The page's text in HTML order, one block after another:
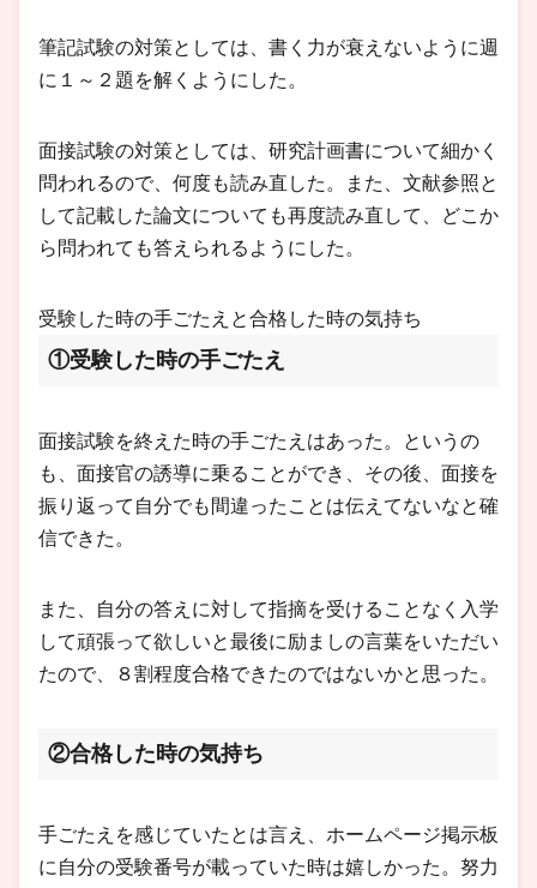
筆記試験の対策としては、書く力が衰えないように週
に１～２題を解くようにした。
面接試験の対策としては、研究計画書について細かく
問われるので、何度も読み直した。また、文献参照と
して記載した論文についても再度読み直して、どこか
ら問われても答えられるようにした。
受験した時の手ごたえと合格した時の気持ち
①受験した時の手ごたえ
面接試験を終えた時の手ごたえはあった。というの
も、面接官の誘導に乗ることができ、その後、面接を
振り返って自分でも間違ったことは伝えてないなと確
信できた。
また、自分の答えに対して指摘を受けることなく入学
して頑張って欲しいと最後に励ましの言葉をいただい
たので、８割程度合格できたのではないかと思った。
②合格した時の気持ち
手ごたえを感じていたとは言え、ホームページ掲示板
に自分の受験番号が載っていた時は嬉しかった。努力